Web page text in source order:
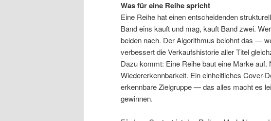
Was für eine Reihe spricht
Eine Reihe hat einen entscheidenden
Band eins kauft und mag, kauft Band zwei.
beiden nach. Der Algorithmus belohnt das —
verbessert die Verkaufshistorie aller Titel
Dazu kommt: Eine Reihe baut eine Marke
Wiedererkennbarkeit. Ein einheitliches Cover-
erkennbare Zielgruppe — das alles macht es
gewinnen.